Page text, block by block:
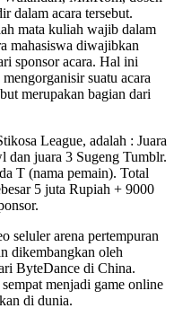
dalam acara tersebut.
mata kuliah wajib dalam
mahasiswa diwajibkan
sponsor acara. Hal ini
suatu acara
merupakan bagian dari
League, adalah : Juara
dan juara 3 Sugeng Tumblr.
T (nama pemain). Total
5 juta Rupiah + 9000
seluler arena pertempuran
dikembangkan oleh
ByteDance di China.
menjadi game online
di dunia.